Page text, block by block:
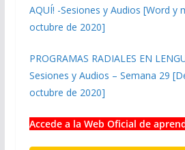
AQUÍ! -Sesiones y Audios [Word y
octubre de 2020]
PROGRAMAS RADIALES EN
Sesiones y Audios – Semana 29
octubre de 2020]
Accede a la Web Oficial de